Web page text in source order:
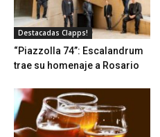
Destacadas Clapps!
“Piazzolla 74”: Escalandrum
trae su homenaje a Rosario